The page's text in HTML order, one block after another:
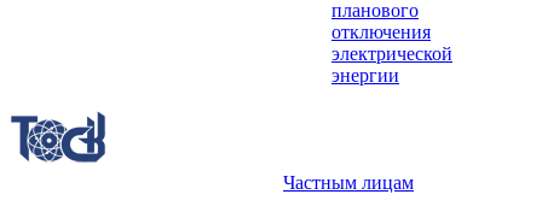
планового
отключения
электрической
энергии
Частным лицам